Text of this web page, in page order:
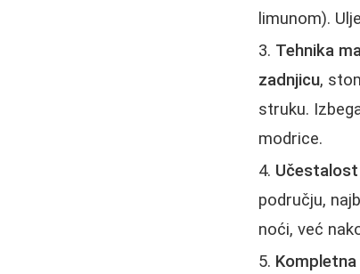
limunom).
Tehnika
zadnjicu,
struku.
modrice.
području,
noći, već
Kompletna